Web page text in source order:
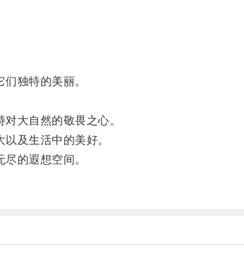
独特的美丽。
大自然的敬畏之心。
及生活中的美好。
的遐想空间。